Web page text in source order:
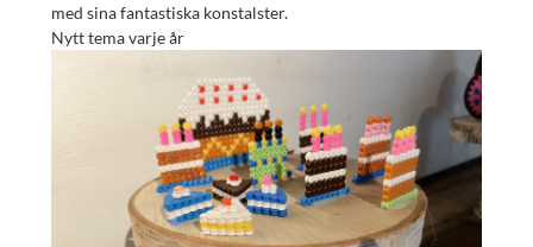
med sina fantastiska konstalster.
Nytt tema varje år